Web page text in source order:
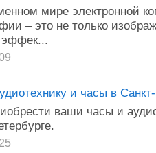
мире электронной
– это не только
эффек...
и часы в
ваши часы и